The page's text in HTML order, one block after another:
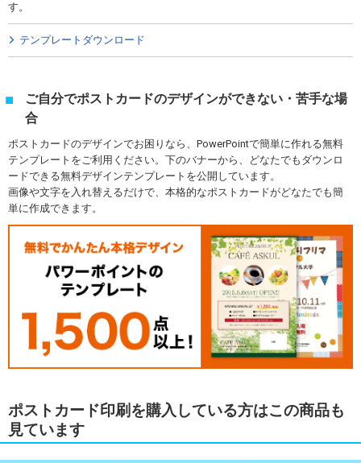
す。
テンプレートダウンロード
ご自分でポストカードのデザインができない・苦手な場
合
ポストカードのデザインでお困りなら、PowerPointで簡単に作れる無料
テンプレートをご利用ください。下のバナーから、どなたでもダウンロ
ードできる無料デザインテンプレートを公開しています。
画像や文字を入れ替えるだけで、本格的なポストカードがどなたでも簡
単に作成できます。
ポストカード印刷を購入している方はこの商品も
見ています